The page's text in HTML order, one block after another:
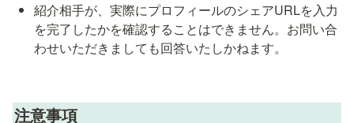
紹介相手が、実際にプロフィールのシェアURLを入力
を完了したかを確認することはできません。お問い合
わせいただきましても回答いたしかねます。
注意事項